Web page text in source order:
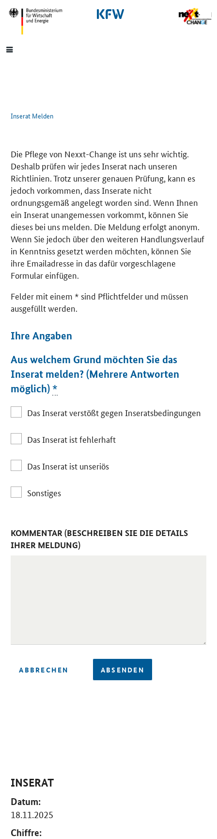
SrOnlyNavigation
Hauptmenü
Inserat Melden
Die Pflege von Nexxt-Change ist uns sehr wichtig.
Deshalb prüfen wir jedes Inserat nach unseren
Richtlinien. Trotz unserer genauen Prüfung, kann es
jedoch vorkommen, dass Inserate nicht
ordnungsgemäß angelegt worden sind. Wenn Ihnen
ein Inserat unangemessen vorkommt, können Sie
dieses bei uns melden. Die Meldung erfolgt anonym.
Wenn Sie jedoch über den weiteren Handlungsverlauf
in Kenntniss gesetzt werden möchten, können Sie
ihre Emailadresse in das dafür vorgeschlagene
Formular einfügen.
Felder mit einem * sind Pflichtfelder und müssen
ausgefüllt werden.
Ihre Angaben
Aus welchem Grund möchten Sie das
Inserat melden? (Mehrere Antworten
möglich) *
Das Inserat verstößt gegen Inseratsbedingungen
Das Inserat ist fehlerhaft
Das Inserat ist unseriös
Sonstiges
KOMMENTAR (BESCHREIBEN SIE DIE DETAILS
IHRER MELDUNG)
ABBRECHEN ABSENDEN
INSERAT
Datum:
18.11.2025
Chiffre: